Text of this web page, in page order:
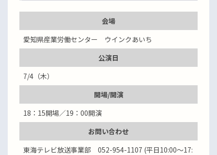
会場
愛知県産業労働センター ウインクあいち
公演日
7/4（木）
開場/開演
18：15開場／19：00開演
お問い合わせ
東海テレビ放送事業部 052-954-1107 (平日10:00～17: